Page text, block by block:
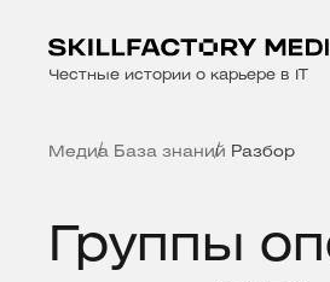
Честные истории о карьере в IT
Медиа База знаний Разбор
Группы